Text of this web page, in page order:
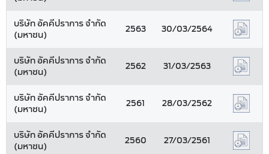
บริษัท อัคคีปราการ จำกัด
(มหาชน)
2563 30/03/2564
บริษัท อัคคีปราการ จำกัด
(มหาชน)
2562 31/03/2563
บริษัท อัคคีปราการ จำกัด
(มหาชน)
2561 28/03/2562
บริษัท อัคคีปราการ จำกัด
(มหาชน)
2560 27/03/2561